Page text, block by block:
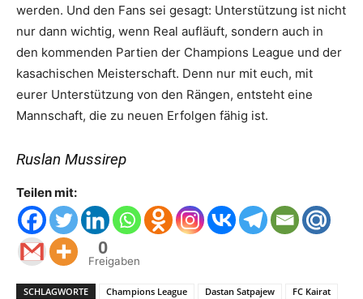
werden. Und den Fans sei gesagt: Unterstützung ist nicht
nur dann wichtig, wenn Real aufläuft, sondern auch in
den kommenden Partien der Champions League und der
kasachischen Meisterschaft. Denn nur mit euch, mit
eurer Unterstützung von den Rängen, entsteht eine
Mannschaft, die zu neuen Erfolgen fähig ist.
Ruslan Mussirep
Teilen mit:
0
Freigaben
SCHLAGWORTE Champions League Dastan Satpajew
FC Kairat